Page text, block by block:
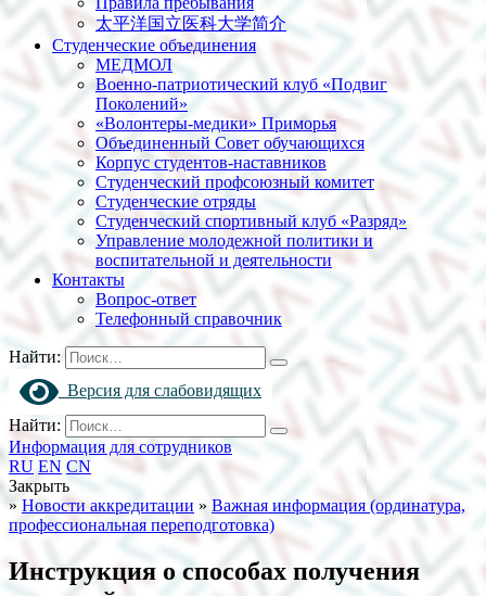
太平洋国立医科大学简介
Студенческие объединения
МЕДМОЛ
Военно-патриотический клуб «Подвиг
Поколений»
«Волонтеры-медики» Приморья
Объединенный Совет обучающихся
Корпус студентов-наставников
Студенческий профсоюзный комитет
Студенческие отряды
Студенческий спортивный клуб «Разряд»
Управление молодежной политики и
воспитательной и деятельности
Контакты
Вопрос-ответ
Телефонный справочник
Найти:
Версия для слабовидящих
Найти:
Информация для сотрудников
RU EN CN
Закрыть
» Новости аккредитации » Важная информация (ординатура,
профессиональная переподготовка)
Инструкция о способах получения